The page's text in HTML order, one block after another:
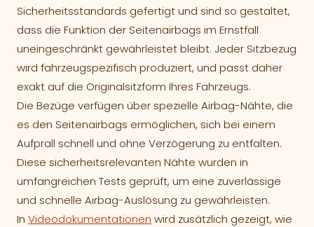
Sicherheitsstandards gefertigt und sind so gestaltet,
dass die Funktion der Seitenairbags im Ernstfall
uneingeschränkt gewährleistet bleibt. Jeder Sitzbezug
wird fahrzeugspezifisch produziert, und passt daher
exakt auf die Originalsitzform Ihres Fahrzeugs.
Die Bezüge verfügen über spezielle Airbag-Nähte, die
es den Seitenairbags ermöglichen, sich bei einem
Aufprall schnell und ohne Verzögerung zu entfalten.
Diese sicherheitsrelevanten Nähte wurden in
umfangreichen Tests geprüft, um eine zuverlässige
und schnelle Airbag-Auslösung zu gewährleisten.
In Videodokumentationen wird zusätzlich gezeigt, wie